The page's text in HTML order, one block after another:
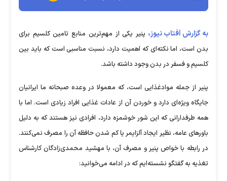
به گزارش آفتاب نیوز، پنیر یکی از مهم‌ترین منابع تامین کلسیم برای
بدن است، اما نکته‌ای که اهمیت دارد، نسبت مناسبی است که باید بین
کلسیم و فسفر در بدن وجود داشته باشد.
پنیر از جمله موادغذایی است، که معمولا در وعده صبحانه ما ایرانیان
جایگاه ویژه‌ای دارد و خوردن آن از عادات غذایی افراد زیادی است. اما با
همه طرفدارانی که این شور خوشمزه دارد، افرادی نیز هستند که به دلیل
باور‌های عامه، نظیر ایجاد آلزایمر یا کم شدن حافظه آن را مصرف نمی‌کنند.
در رابطه با خواص پنیر و مصرف آن، با مهشید محمدی‌زادگان کارشناس
تغذیه به گفتگو نشسته‌ایم که در ادامه می‌خوانید: